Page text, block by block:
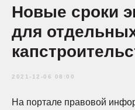
Новые сроки
для
2021-12-06 08:00
На портале правовой